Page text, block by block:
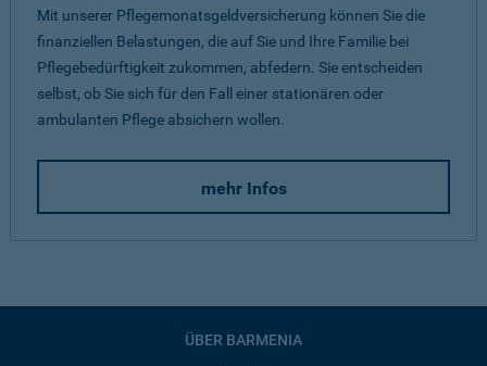
Mit unserer Pflegemonatsgeld­versicherung können Sie die
finanziellen Belastungen, die auf Sie und Ihre Familie bei
Pflegebedürftigkeit zukommen, abfedern. Sie entscheiden
selbst, ob Sie sich für den Fall einer stationären oder
ambulanten Pflege absichern wollen.
mehr Infos
ÜBER BARMENIA